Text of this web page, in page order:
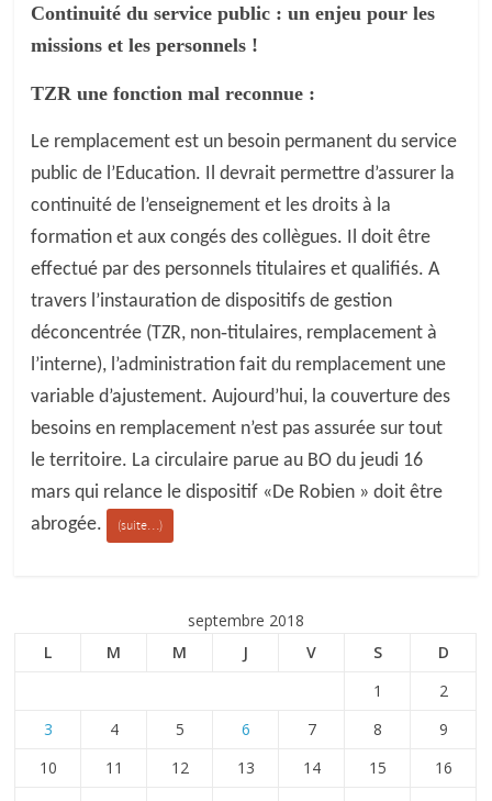
Continuité du service public : un enjeu pour les
missions et les personnels !
TZR une fonction mal reconnue :
Le remplacement est un besoin permanent du service
public de l’Education. Il devrait permettre d’assurer la
continuité de l’enseignement et les droits à la
formation et aux congés des collègues. Il doit être
effectué par des personnels titulaires et qualifiés. A
travers l’instauration de dispositifs de gestion
déconcentrée (TZR, non‐titulaires, remplacement à
l’interne), l’administration fait du remplacement une
variable d’ajustement. Aujourd’hui, la couverture des
besoins en remplacement n’est pas assurée sur tout
le territoire. La circulaire parue au BO du jeudi 16
mars qui relance le dispositif «De Robien » doit être
abrogée.
(suite…)
septembre 2018
L
M M J V S
D
1
2
3
4 5 6 7 8
9
10
11 12 13 14 15
16